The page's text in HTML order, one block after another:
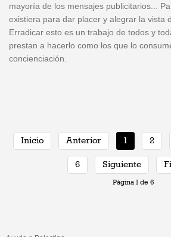
mayoría de los mensajes publicitarios...
existiera para dar placer y alegrar la vista
Erradicar esto es un trabajo de todos y
prestan a hacerlo como los que lo
concienciación.
Inicio Anterior 1 2
6 Siguiente
Página 1 de 6